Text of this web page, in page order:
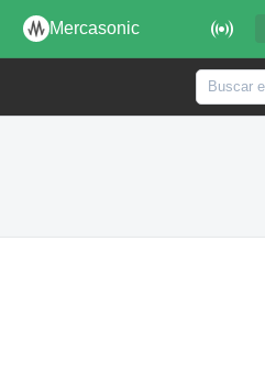

Mercasonic